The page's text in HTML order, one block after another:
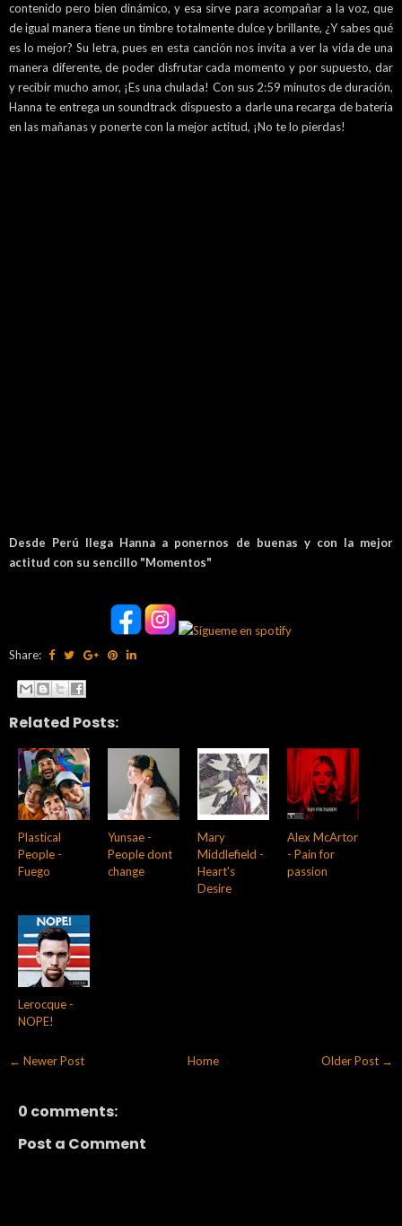
contenido pero bien dinámico, y esa sirve para acompañar a la voz, que
de igual manera tiene un timbre totalmente dulce y brillante, ¿Y sabes qué
es lo mejor? Su letra, pues en esta canción nos invita a ver la vida de una
manera diferente, de poder disfrutar cada momento y por supuesto, dar
y recibir mucho amor, ¡Es una chulada! Con sus 2:59 minutos de duración,
Hanna te entrega un soundtrack dispuesto a darle una recarga de batería
en las mañanas y ponerte con la mejor actitud, ¡No te lo pierdas!
Desde Perú llega Hanna a ponernos de buenas y con la mejor
actitud con su sencillo "Momentos"
Share:
Related Posts:
Plastical
People -
Fuego
Yunsae -
People dont
change
Mary
Middlefield -
Heart's
Desire
Alex McArtor
- Pain for
passion
Lerocque -
NOPE!
← Newer Post Older Post →
Home
0 comments:
Post a Comment